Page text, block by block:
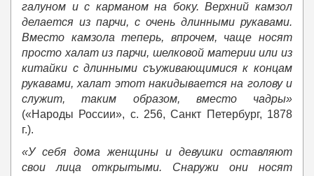
галуном и с карманом на боку. Верхний камзол
делается из парчи, с очень длинными рукавами.
Вместо камзола теперь, впрочем, чаще носят
просто халат из парчи, шелковой материи или из
китайки с длинными съуживающимися к концам
рукавами, халат этот накидывается на голову и
служит, таким образом, вместо чадры»
(«Народы России», с. 256, Санкт Петербург, 1878
г.).
«У себя дома женщины и девушки оставляют
свои лица открытыми. Снаружи они носят